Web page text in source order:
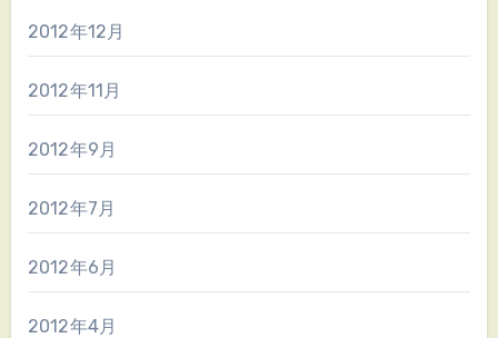
2012年12月
2012年11月
2012年9月
2012年7月
2012年6月
2012年4月